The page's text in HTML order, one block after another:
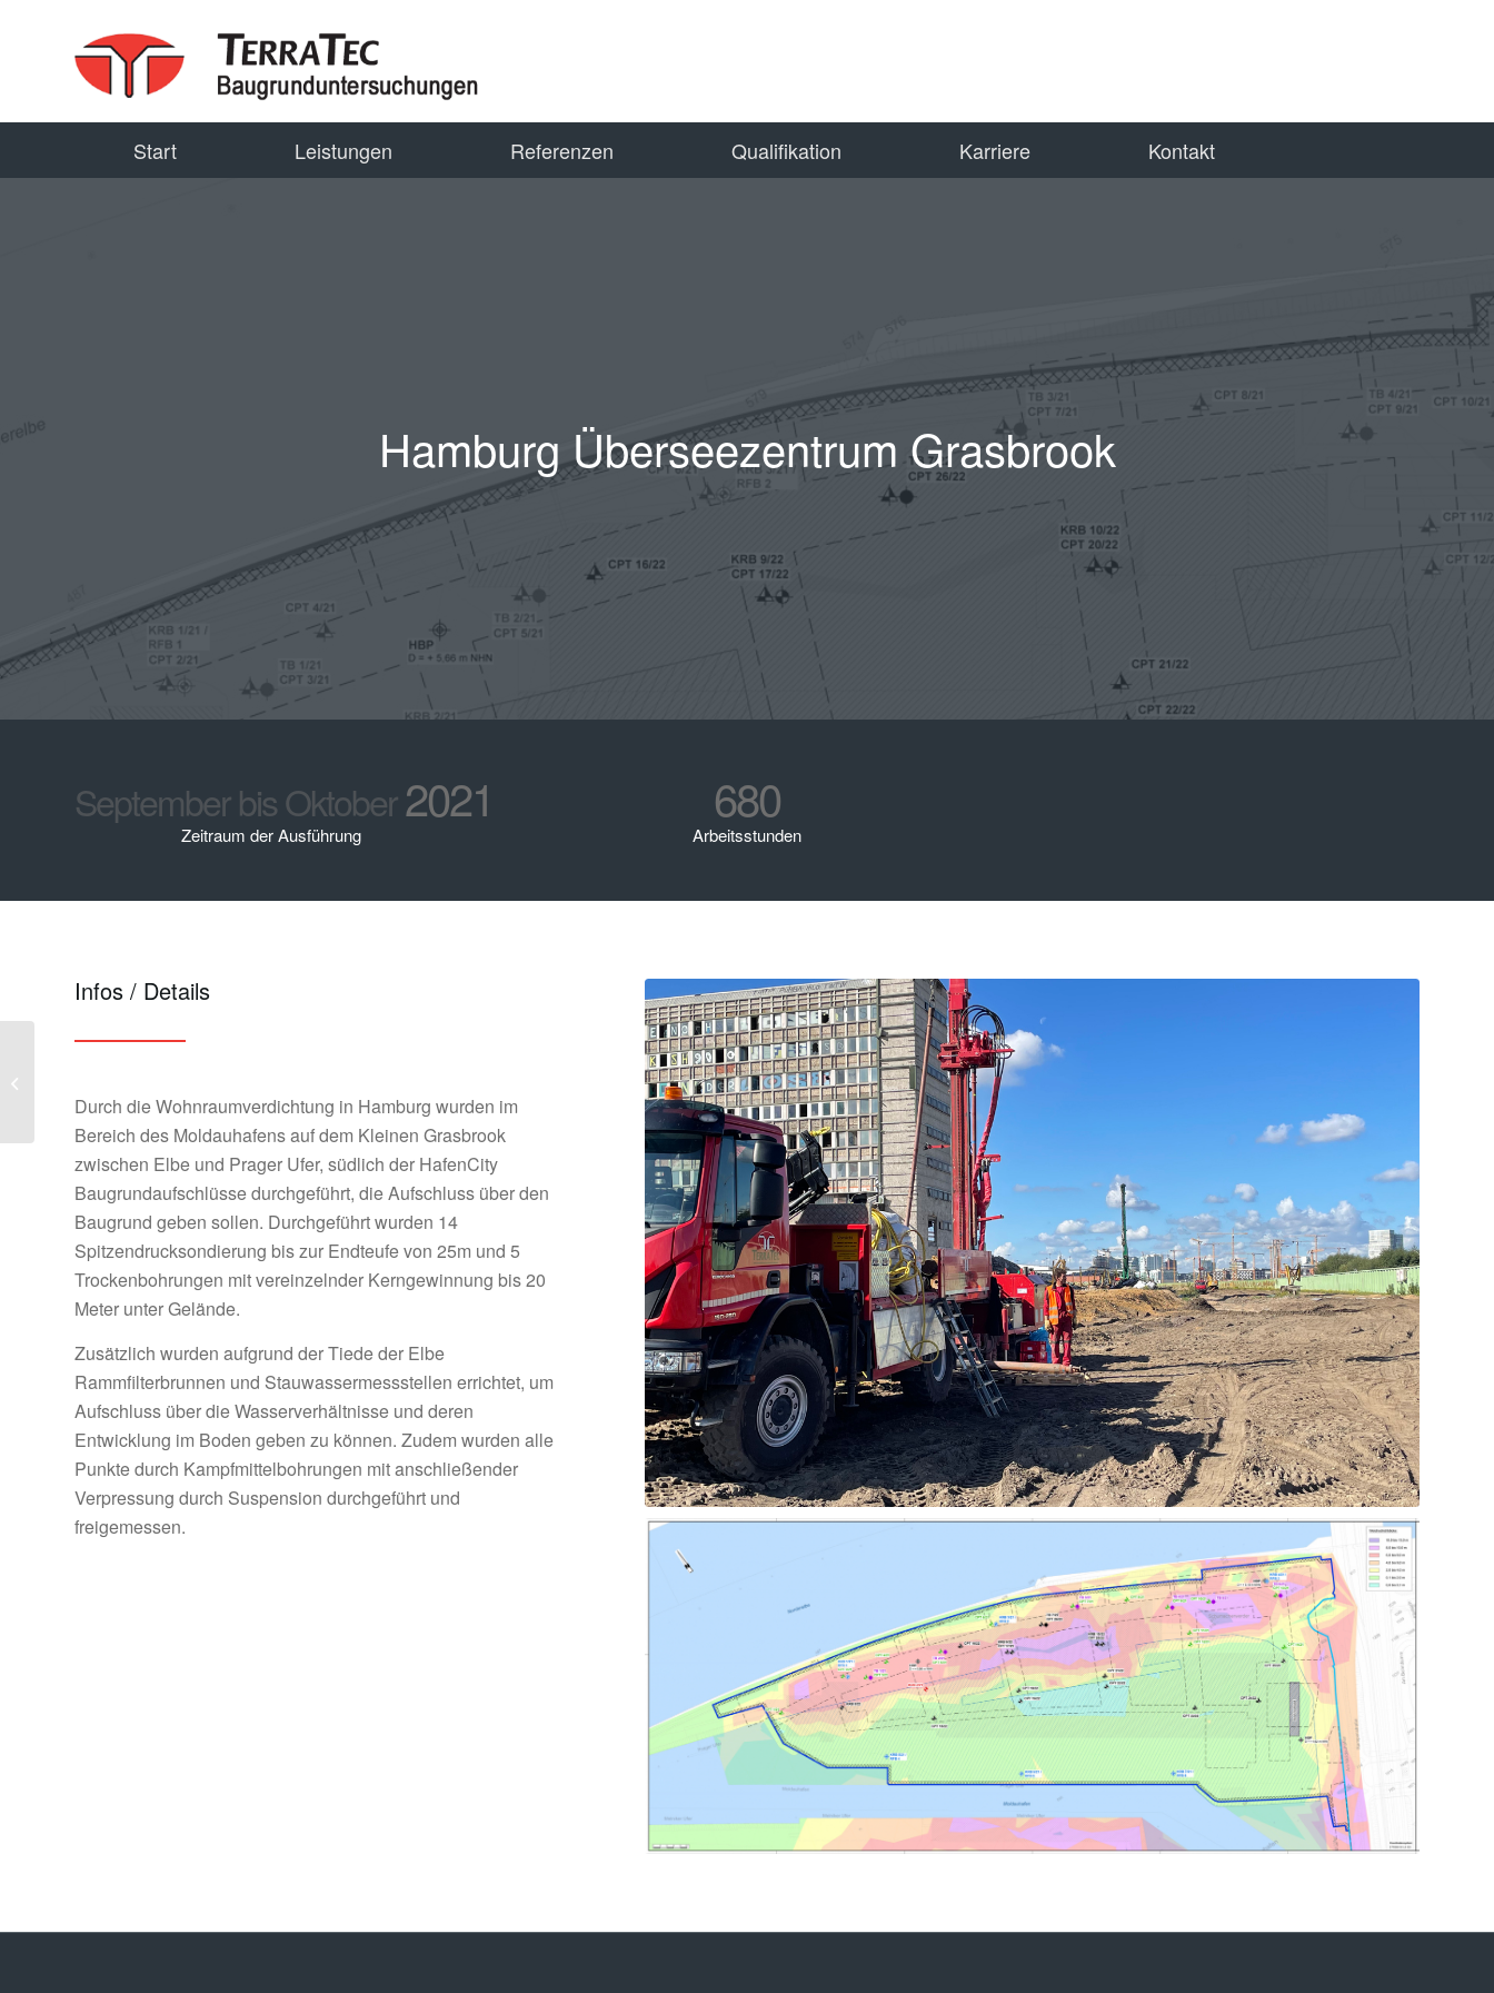
Start Leistungen Referenzen Qualifikation Karriere Kontakt
Hamburg Überseezentrum Grasbrook
September bis Oktober2021
Zeitraum der Ausführung
680
Arbeitsstunden
Infos / Details
Durch die Wohnraumverdichtung in Hamburg wurden im
Bereich des Moldauhafens auf dem Kleinen Grasbrook
zwischen Elbe und Prager Ufer, südlich der HafenCity
Baugrundaufschlüsse durchgeführt, die Aufschluss über den
Baugrund geben sollen. Durchgeführt wurden 14
Spitzendrucksondierung bis zur Endteufe von 25m und 5
Trockenbohrungen mit vereinzelnder Kerngewinnung bis 20
Meter unter Gelände.
Zusätzlich wurden aufgrund der Tiede der Elbe
Rammfilterbrunnen und Stauwassermessstellen errichtet, um
Aufschluss über die Wasserverhältnisse und deren
Entwicklung im Boden geben zu können. Zudem wurden alle
Punkte durch Kampfmittelbohrungen mit anschließender
Verpressung durch Suspension durchgeführt und
freigemessen.